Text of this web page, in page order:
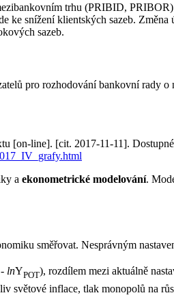
trhu (PRIBID,
snížení klientských sazeb.
sazeb.
pro rozhodování bankovní rady
[on-line]. [cit. 2017-11-11].
a ekonometrické modelování.
směřovat. Nesprávným
- lnYPOT), rozdílem mezi aktuálně
světové inflace, tlak monopolů na